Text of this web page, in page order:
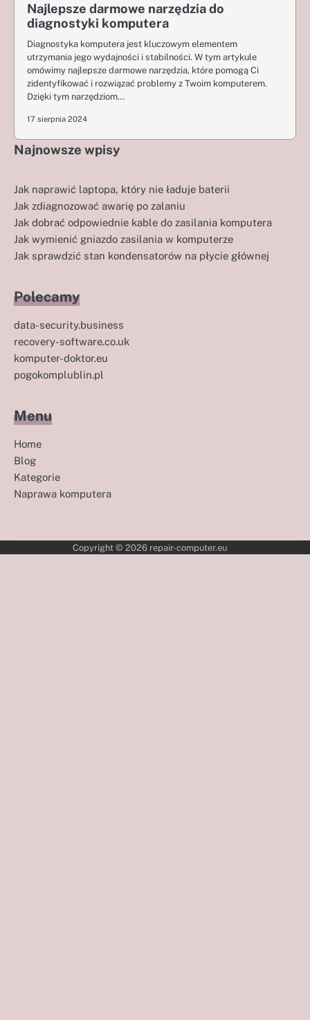
Najlepsze darmowe narzędzia do
diagnostyki komputera
Diagnostyka komputera jest kluczowym elementem
utrzymania jego wydajności i stabilności. W tym artykule
omówimy najlepsze darmowe narzędzia, które pomogą Ci
zidentyfikować i rozwiązać problemy z Twoim komputerem.
Dzięki tym narzędziom…
17 sierpnia 2024
Najnowsze wpisy
Jak naprawić laptopa, który nie ładuje baterii
Jak zdiagnozować awarię po zalaniu
Jak dobrać odpowiednie kable do zasilania komputera
Jak wymienić gniazdo zasilania w komputerze
Jak sprawdzić stan kondensatorów na płycie głównej
Polecamy
data-security.business
recovery-software.co.uk
komputer-doktor.eu
pogokomplublin.pl
Menu
Home
Blog
Kategorie
Naprawa komputera
Copyright © 2026 repair-computer.eu